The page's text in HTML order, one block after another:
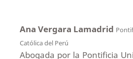
Ana Vergara Lamadrid
Católica del Perú
Abogada por la Pontificia